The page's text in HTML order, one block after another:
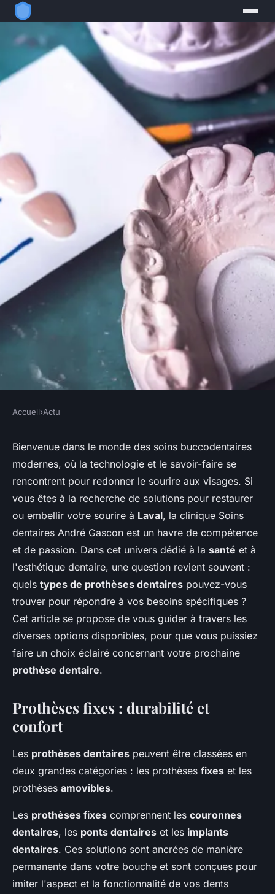
Quels types de prothèses
dentaires proposez-vous à
Laval ?
claire•27 mai 2024 •2 min de lecture
Accueil›Actu
Bienvenue dans le monde des soins buccodentaires
modernes, où la technologie et le savoir-faire se
rencontrent pour redonner le sourire aux visages. Si
vous êtes à la recherche de solutions pour restaurer
ou embellir votre sourire à Laval, la clinique Soins
dentaires André Gascon est un havre de compétence
et de passion. Dans cet univers dédié à la santé et à
l'esthétique dentaire, une question revient souvent :
quels types de prothèses dentaires pouvez-vous
trouver pour répondre à vos besoins spécifiques ?
Cet article se propose de vous guider à travers les
diverses options disponibles, pour que vous puissiez
faire un choix éclairé concernant votre prochaine
prothèse dentaire.
Prothèses fixes : durabilité et
confort
Les prothèses dentaires peuvent être classées en
deux grandes catégories : les prothèses fixes et les
prothèses amovibles.
Les prothèses fixes comprennent les couronnes
dentaires, les ponts dentaires et les implants
dentaires. Ces solutions sont ancrées de manière
permanente dans votre bouche et sont conçues pour
imiter l'aspect et la fonctionnalité de vos dents